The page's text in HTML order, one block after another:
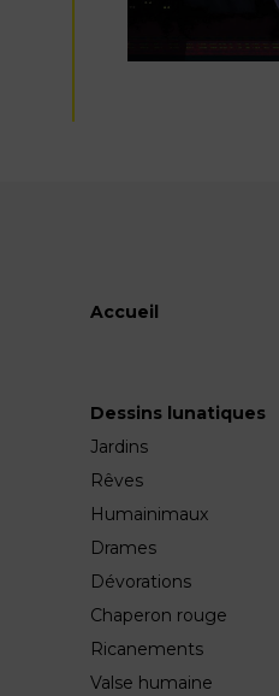
Accueil
Dessins lunatiques
Jardins
Rêves
Humainimaux
Drames
Dévorations
Chaperon rouge
Ricanements
Valse humaine